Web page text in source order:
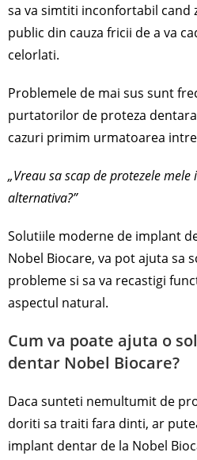
sa va simtiti inconfortabil cand
public din cauza fricii de a va
celorlati.
Problemele de mai sus sunt
purtatorilor de proteza
cazuri primim urmatoarea
„Vreau sa scap de protezele
alternativa?”
Solutiile moderne de implant
Nobel Biocare, va pot ajuta sa
probleme si sa va recastigi
aspectul natural.
Cum va poate ajuta o
dentar Nobel Biocare?
Daca sunteti nemultumit de
doriti sa traiti fara dinti, ar
implant dentar de la Nobel